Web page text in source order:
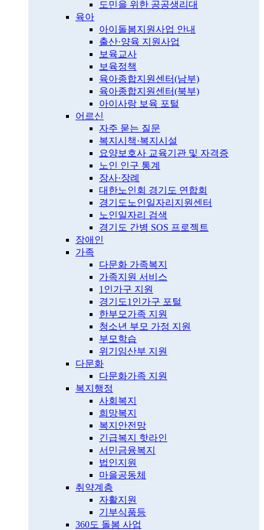
도민을 위한 공공생리대
육아
아이돌봄지원사업 안내
출산·양육 지원사업
보육교사
보육정책
육아종합지원센터(남부)
육아종합지원센터(북부)
아이사랑 보육 포털
어르신
자주 묻는 질문
복지시책·복지시설
요양보호사 교육기관 및 자격증
노인 인구 통계
장사·장례
대한노인회 경기도 연합회
경기도노인일자리지원센터
노인일자리 검색
경기도 간병 SOS 프로젝트
장애인
가족
다문화 가족복지
가족지원 서비스
1인가구 지원
경기도1인가구 포털
한부모가족 지원
청소년 부모 가정 지원
부모학습
위기임산부 지원
다문화
다문화가족 지원
복지행정
사회복지
희망복지
복지안전망
긴급복지 핫라인
서민금융복지
법인지원
마을공동체
취약계층
자활지원
기부식품등
360도 돌봄 사업